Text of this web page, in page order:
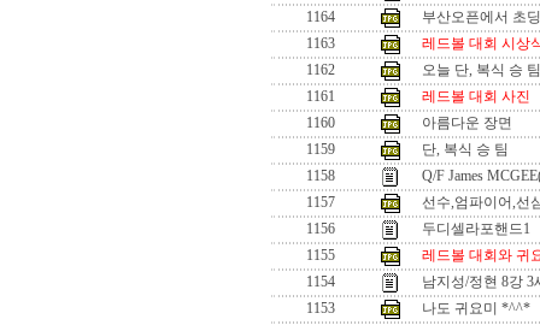
1164
부산오픈에서 초
1163
레드볼 대회 시상
1162
오늘 단, 복식 승 팀
1161
레드볼 대회 사진
1160
아름다운 장면
1159
단, 복식 승 팀
1158
Q/F James
1157
선수,엄파이어,선
1156
두디셀라포핸드1
1155
레드볼 대회와 귀
1154
남지성/정현 8강 3
1153
나도 귀요미 *^^*